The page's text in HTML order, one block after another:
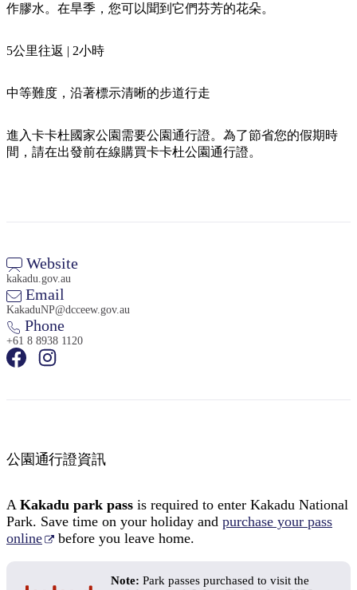
搜
尋:
作膠水。在旱季，您可以聞到它們芬芳的花朵。
5公里往返 | 2小時
中等難度，沿著標示清晰的步道行走
進入卡卡杜國家公園需要公園通行證。為了節省您的假期時
間，請在出發前在線購買卡卡杜公園通行證。
Website
kakadu.gov.au
Email
KakaduNP@dcceew.gov.au
Phone
+61 8 8938 1120
公園通行證資訊
A Kakadu park pass is required to enter Kakadu National
Park. Save time on your holiday and purchase your pass
online
before you leave home.
Note: Park passes purchased to visit the